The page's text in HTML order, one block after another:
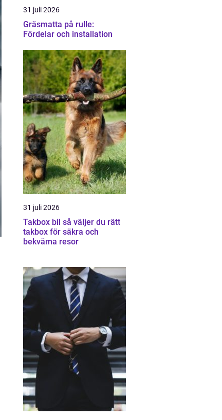
31 juli 2026
Gräsmatta på rulle:
Fördelar och installation
31 juli 2026
Takbox bil så väljer du rätt
takbox för säkra och
bekväma resor